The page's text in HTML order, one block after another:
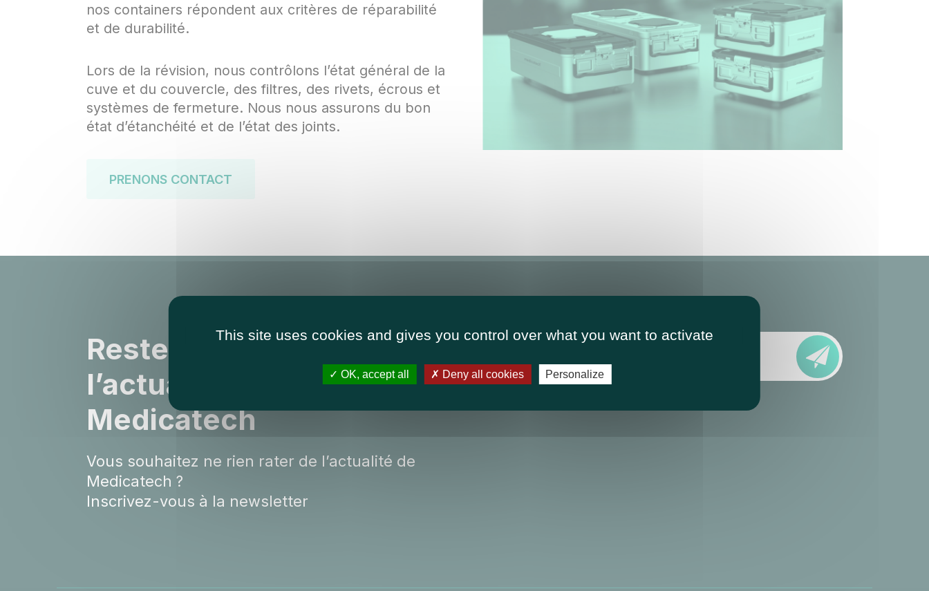
nos containers répondent aux critères de réparabilité
et de durabilité.
Lors de la révision, nous contrôlons l’état général de la
cuve et du couvercle, des filtres, des rivets, écrous et
systèmes de fermeture. Nous nous assurons du bon
état d’étanchéité et de l’état des joints.
PRENONS CONTACT
Restez au courant de
l’actualité de
Medicatech
Vous souhaitez ne rien rater de l’actualité de
Medicatech ?
Inscrivez-vous à la newsletter
This site uses cookies and gives you control over what you want to activate
OK, accept all Deny all cookies Personalize